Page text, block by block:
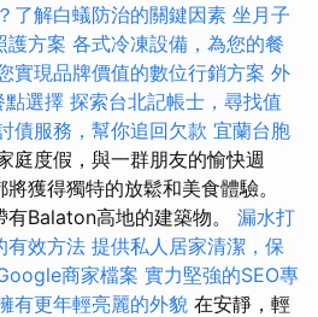
了解白蟻防治的關鍵因素 坐月子
護方案 各式冷凍設備，為您的餐
實現品牌價值的數位行銷方案 外
選擇 探索台北記帳士，尋找值
債服務，幫你追回欠款 宜蘭台胞
庭度假，與一群朋友的愉快週
獲得獨特的放鬆和美食體驗。
Balaton高地的建築物。 漏水打
有效方法 提供私人居家清潔，保
商家檔案 實力堅強的SEO專
有更年輕亮麗的外貌 在安靜，輕